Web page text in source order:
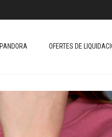
PANDORA OFERTES DE